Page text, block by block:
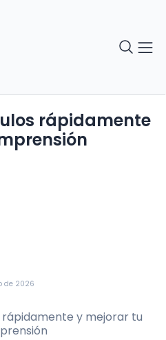
de 2026
rápidamente